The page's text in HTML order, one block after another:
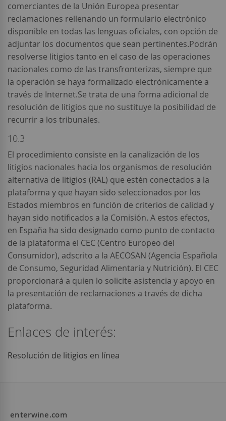
comerciantes de la Unión Europea presentar
reclamaciones rellenando un formulario electrónico
disponible en todas las lenguas oficiales, con opción de
adjuntar los documentos que sean pertinentes.Podrán
resolverse litigios tanto en el caso de las operaciones
nacionales como de las transfronterizas, siempre que
la operación se haya formalizado electrónicamente a
través de Internet.Se trata de una forma adicional de
resolución de litigios que no sustituye la posibilidad de
recurrir a los tribunales.
10.3
El procedimiento consiste en la canalización de los
litigios nacionales hacia los organismos de resolución
alternativa de litigios (RAL) que estén conectados a la
plataforma y que hayan sido seleccionados por los
Estados miembros en función de criterios de calidad y
hayan sido notificados a la Comisión. A estos efectos,
en España ha sido designado como punto de contacto
de la plataforma el CEC (Centro Europeo del
Consumidor), adscrito a la AECOSAN (Agencia Española
de Consumo, Seguridad Alimentaria y Nutrición). El CEC
proporcionará a quien lo solicite asistencia y apoyo en
la presentación de reclamaciones a través de dicha
plataforma.
Enlaces de interés:
Resolución de litigios en línea
enterwine.com